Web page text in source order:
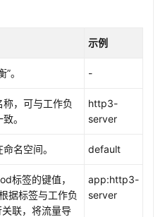
示例
”。 -
称，可与工作负
。
http3-
server
名空间。 default
标签的键值，
据标签与工作负
联，将流量导
app:http3-
server